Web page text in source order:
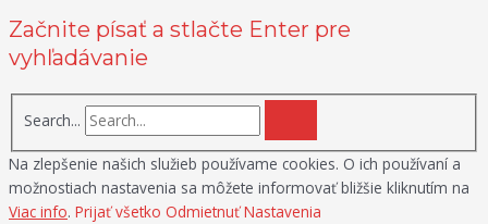
Začnite písať a stlačte Enter pre
vyhľadávanie
Search...
Na zlepšenie našich služieb používame cookies. O ich používaní a
možnostiach nastavenia sa môžete informovať bližšie kliknutím na
Viac info. Prijať všetko Odmietnuť Nastavenia